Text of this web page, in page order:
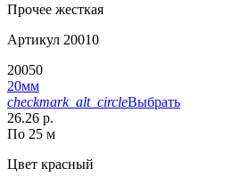
Прочее жесткая
Артикул 20010
20050
20мм
checkmark_alt_circleВыбрать
26.26 р.
По 25 м
Цвет красный